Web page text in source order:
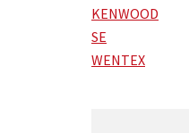
KENWOOD
SE
WENTEX